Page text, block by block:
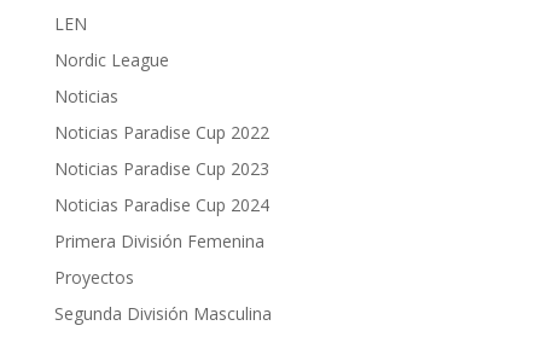
LEN
Nordic League
Noticias
Noticias Paradise Cup 2022
Noticias Paradise Cup 2023
Noticias Paradise Cup 2024
Primera División Femenina
Proyectos
Segunda División Masculina